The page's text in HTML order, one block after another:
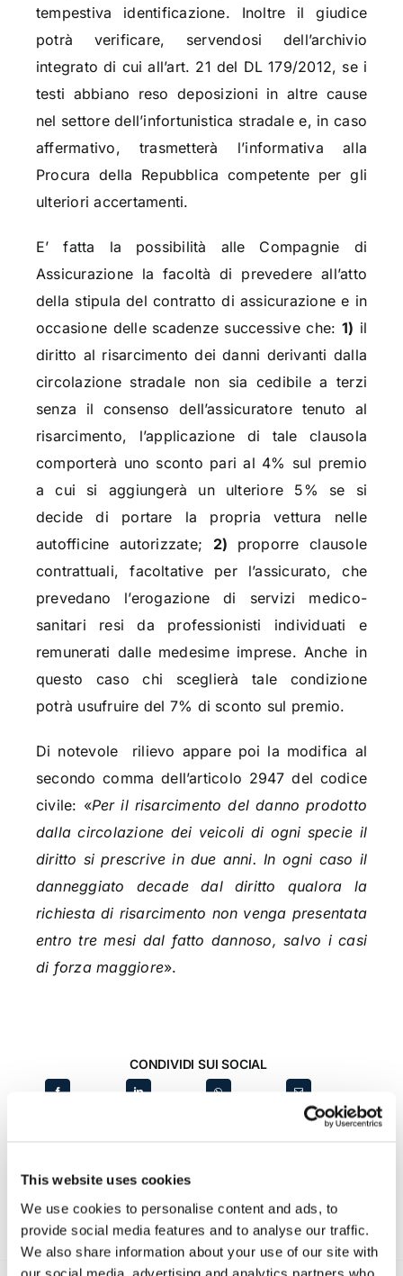
This website uses cookies
We use cookies to personalise content and ads, to
provide social media features and to analyse our traffic.
We also share information about your use of our site with
our social media, advertising and analytics partners who
tempestiva identificazione. Inoltre il giudice
potrà verificare, servendosi dell’archivio
integrato di cui all’art. 21 del DL 179/2012, se i
testi abbiano reso deposizioni in altre cause
nel settore dell’infortunistica stradale e, in caso
affermativo, trasmetterà l’informativa alla
Procura della Repubblica competente per gli
ulteriori accertamenti.
E’ fatta la possibilità alle Compagnie di
Assicurazione la facoltà di prevedere all’atto
della stipula del contratto di assicurazione e in
occasione delle scadenze successive che: 1) il
diritto al risarcimento dei danni derivanti dalla
circolazione stradale non sia cedibile a terzi
senza il consenso dell’assicuratore tenuto al
risarcimento, l’applicazione di tale clausola
comporterà uno sconto pari al 4% sul premio
a cui si aggiungerà un ulteriore 5% se si
decide di portare la propria vettura nelle
autofficine autorizzate; 2) proporre clausole
contrattuali, facoltative per l’assicurato, che
prevedano l’erogazione di servizi medico-
sanitari resi da professionisti individuati e
remunerati dalle medesime imprese. Anche in
questo caso chi sceglierà tale condizione
potrà usufruire del 7% di sconto sul premio.
Di notevole rilievo appare poi la modifica al
secondo comma dell’articolo 2947 del codice
civile: «Per il risarcimento del danno prodotto
dalla circolazione dei veicoli di ogni specie il
diritto si prescrive in due anni. In ogni caso il
danneggiato decade dal diritto qualora la
richiesta di risarcimento non venga presentata
entro tre mesi dal fatto dannoso, salvo i casi
di forza maggiore».
CONDIVIDI SUI SOCIAL